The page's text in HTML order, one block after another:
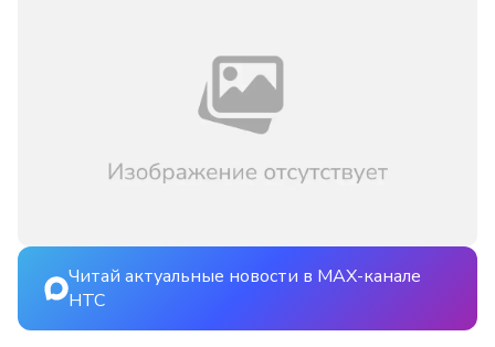
Читай актуальные новости в MAX-канале
НТС